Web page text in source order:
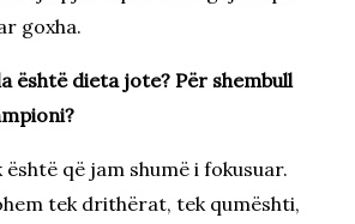
goxha.
është dieta jote? Për shembull
është që jam shumë i fokusuar.
tek drithërat, tek qumështi,